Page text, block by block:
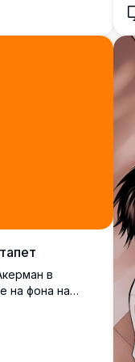
в
на фона на